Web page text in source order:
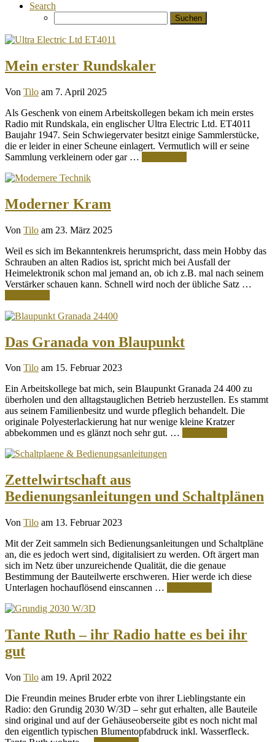
Search
nach:
Mein erster Rundskaler
Von Tilo am 7. April 2025
Als Geschenk von einem Arbeitskollegen bekam ich mein erstes
Radio mit Rundskala, ein englischer Ultra Electric Ltd. ET4011
Baujahr 1947. Sein Schwiegervater besitzt einige Sammlerstücke,
die er leider in einer Scheune einlagert. Vermutlich will er seine
Sammlung verkleinern oder gar …
Moderner Kram
Von Tilo am 23. März 2025
Weil es sich im Bekanntenkreis herumspricht, dass mein Hobby das
Schrauben an alten Radios ist, spricht mich bei Ausfall der
Heimelektronik schon mal jemand an, ob ich z.B. mal nach seinem
Verstärker schauen kann. Schnell wird noch der übliche Satz …
Das Granada von Blaupunkt
Von Tilo am 15. Februar 2023
Ein Arbeitskollege bat mich, sein Blaupunkt Granada 24 400 zu
überholen und den alltagstauglichen Betrieb herzustellen. Es stammt
aus seinem Familienbesitz und wurde pfleglich behandelt. Die
originale Polyesterlackierung hat nur wenige kleine Kratzer
abbekommen und es glänzt noch sehr gut. …
Zettelwirtschaft aus
Bedienungsanleitungen und Schaltplänen
Von Tilo am 13. Februar 2023
Mit der Zeit sammeln sich Bedienungsanleitungen und Schaltpläne
an, die es jedoch wert sind, digitalisiert zu werden. Oft ärgert man
sich im Netz über unzureichende Qualität, die die genaue
Bestimmung der Bauteilwerte erschweren. Hier werde ich diese
Unterlagen hochauflösend einscannen …
Tante Ruth – ihr Radio hatte es bei ihr
gut
Von Tilo am 19. April 2022
Die Freundin meines Bruder erbte von ihrer Lieblingstante ein
Radio: den Grundig 2030 W/3D – sehr gut erhalten, alle Bauteile
sind original und auf der Gehäuseoberseite gibt es noch nicht mal
den eigentlich typischen Blumentopfabdruck inkl. Wasserfleck.